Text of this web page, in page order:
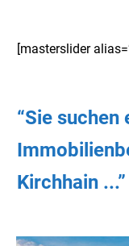
[masterslider
“Sie suchen
Kirchhain ...”